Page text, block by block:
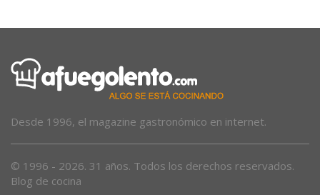
Desde 1996, el magazine gastronómico en internet.
© 1996 - 2026. 31 años. Todos los derechos reservados.
Blog de cocina